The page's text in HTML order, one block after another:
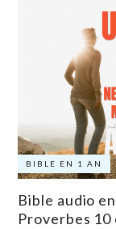
BIBLE EN 1 AN
Bible audio
Proverbes